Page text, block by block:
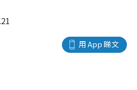
用 App 睇文